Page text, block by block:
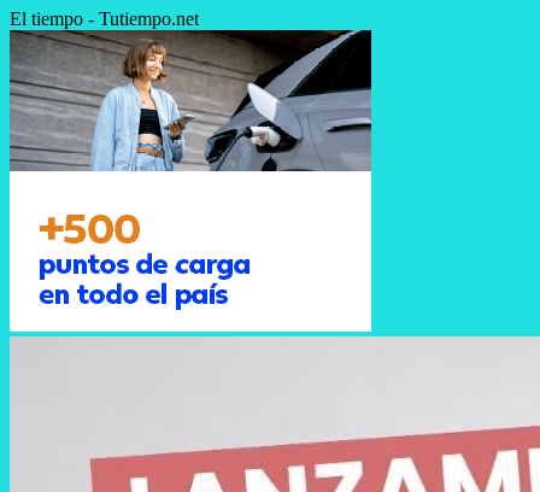
El tiempo - Tutiempo.net